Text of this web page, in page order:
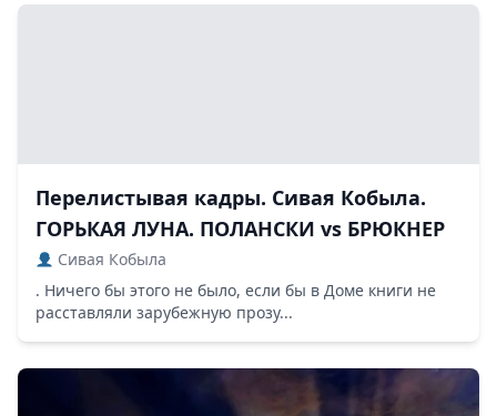
Перелистывая кадры. Сивая Кобыла.
ГОРЬКАЯ ЛУНА. ПОЛАНСКИ vs БРЮКНЕР
Сивая Кобыла
. Ничего бы этого не было, если бы в Доме книги не
расставляли зарубежную прозу...